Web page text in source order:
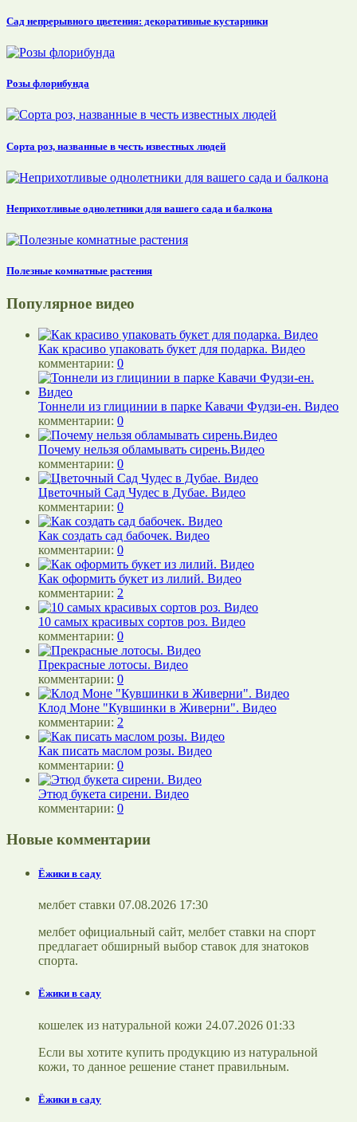
Сад непрерывного цветения: декоративные кустарники
Розы флорибунда
Сорта роз, названные в честь известных людей
Неприхотливые однолетники для вашего сада и балкона
Полезные комнатные растения
Популярное видео
Как красиво упаковать букет для подарка. Видео
комментарии: 0
Тоннели из глицинии в парке Кавачи Фудзи-ен. Видео
комментарии: 0
Почему нельзя обламывать сирень.Видео
комментарии: 0
Цветочный Сад Чудес в Дубае. Видео
комментарии: 0
Как создать сад бабочек. Видео
комментарии: 0
Как оформить букет из лилий. Видео
комментарии: 2
10 самых красивых сортов роз. Видео
комментарии: 0
Прекрасные лотосы. Видео
комментарии: 0
Клод Моне "Кувшинки в Живерни". Видео
комментарии: 2
Как писать маслом розы. Видео
комментарии: 0
Этюд букета сирени. Видео
комментарии: 0
Новые комментарии
Ёжики в саду
мелбет ставки 07.08.2026 17:30
мелбет официальный сайт, мелбет ставки на спорт
предлагает обширный выбор ставок для знатоков
спорта.
Ёжики в саду
кошелек из натуральной кожи 24.07.2026 01:33
Если вы хотите купить продукцию из натуральной
кожи, то данное решение станет правильным.
Ёжики в саду